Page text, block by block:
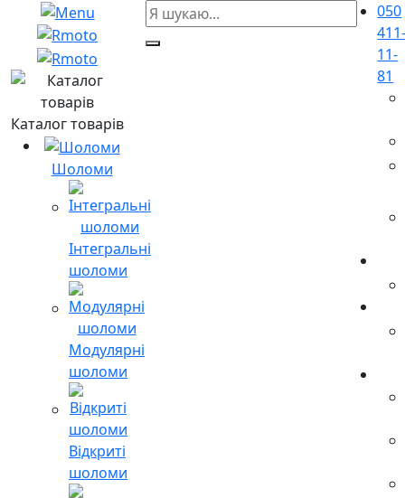
Каталог товарів
Шоломи
Інтегральні
шоломи
Модулярні
шоломи
Відкриті
шоломи
050
11-
81